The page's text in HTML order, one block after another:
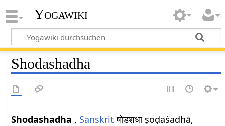
Yogawiki
Shodashadha
Shodashadha , Sanskrit षोडशधा ṣoḍaśadhā,